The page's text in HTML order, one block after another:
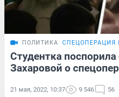
ПОЛИТИКА СПЕЦОПЕРАЦИЯ
Студентка
Захаровой о
21 мая, 2022, 10:37 9 546 56